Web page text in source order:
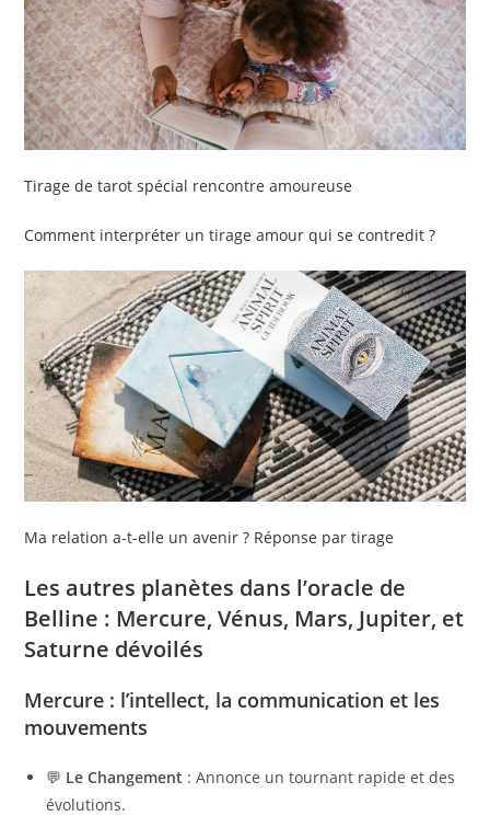
Tirage de tarot spécial rencontre amoureuse
Comment interpréter un tirage amour qui se contredit ?
Ma relation a-t-elle un avenir ? Réponse par tirage
Les autres planètes dans l’oracle de
Belline : Mercure, Vénus, Mars, Jupiter, et
Saturne dévoilés
Mercure : l’intellect, la communication et les
mouvements
💬 Le Changement : Annonce un tournant rapide et des
évolutions.